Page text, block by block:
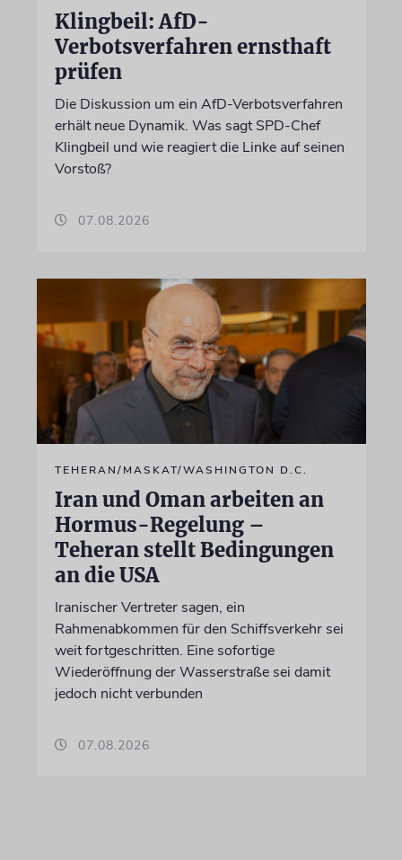
Klingbeil: AfD-
Verbotsverfahren ernsthaft
prüfen
Die Diskussion um ein AfD-Verbotsverfahren
erhält neue Dynamik. Was sagt SPD-Chef
Klingbeil und wie reagiert die Linke auf seinen
Vorstoß?
07.08.2026
TEHERAN/MASKAT/WASHINGTON D.C.
Iran und Oman arbeiten an
Hormus-Regelung –
Teheran stellt Bedingungen
an die USA
Iranischer Vertreter sagen, ein
Rahmenabkommen für den Schiffsverkehr sei
weit fortgeschritten. Eine sofortige
Wiederöffnung der Wasserstraße sei damit
jedoch nicht verbunden
07.08.2026